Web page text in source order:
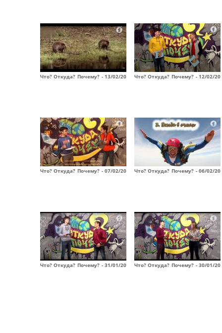
Что? Откуда? Почему? - 13/02/20 Что? Откуда? Почему? - 12/02/20
Что? Откуда? Почему? - 07/02/20 Что? Откуда? Почему? - 06/02/20
Что? Откуда? Почему? - 31/01/20 Что? Откуда? Почему? - 30/01/20